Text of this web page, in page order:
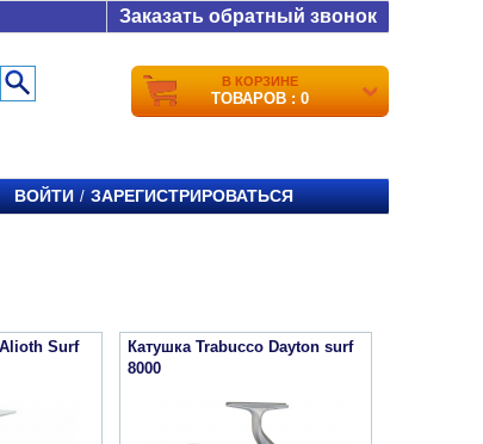
Заказать обратный звонок
В КОРЗИНЕ
ТОВАРОВ : 0
ВОЙТИ / ЗАРЕГИСТРИРОВАТЬСЯ
Surf
Катушка Trabucco Dayton surf
8000